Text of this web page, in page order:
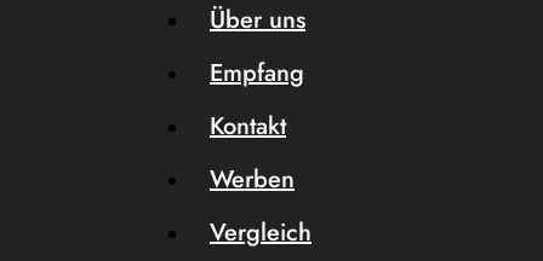
Über uns
Empfang
Kontakt
Werben
Vergleich